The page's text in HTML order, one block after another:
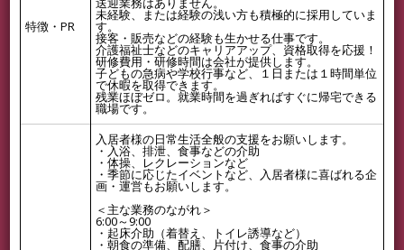
特徴・PR
未経験、または経験の浅い方も積極的に採用していま
す。
接客・販売などの経験も生かせる仕事です。
介護福祉士などのキャリアアップ、資格取得を応援！
研修費用・研修時間は会社が提供します。
子どもの急病や学校行事など、１日または１時間単位
で休暇を取得できます。
残業ほぼゼロ。就業時間を過ぎればすぐに帰宅できる
職場です。
入居者様の日常生活全般の支援をお願いします。
・入浴、排泄、食事などの介助
・体操、レクレーションなど
・季節に応じたイベントなど、入居者様に喜ばれる企
画・運営もお願いします。
＜主な業務のながれ＞
6:00～9:00
・起床介助（着替え、トイレ誘導など）
・朝食の準備、配膳、片付け、食事の介助